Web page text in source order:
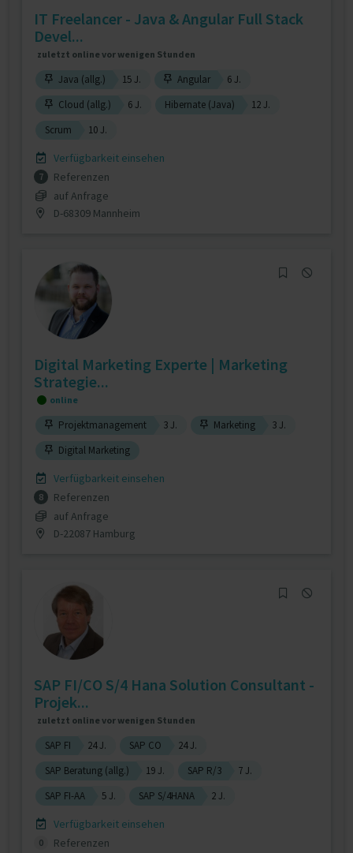
IT Freelancer - Java & Angular Full Stack
Devel...
zuletzt online vor wenigen Stunden
Java (allg.) 15 J. Angular
6 J.
Cloud (allg.)
6 J. Hibernate (Java)
12 J.
Scrum
10 J.
Verfügbarkeit einsehen
7
Referenzen
auf Anfrage
D-68309 Mannheim
Digital Marketing Experte | Marketing
Strategie...
online
Projektmanagement 3 J. Marketing
3 J.
Digital Marketing
Verfügbarkeit einsehen
8
Referenzen
auf Anfrage
D-22087 Hamburg
SAP FI/CO S/4 Hana Solution Consultant -
Projek...
zuletzt online vor wenigen Stunden
SAP FI 24 J. SAP CO
24 J.
SAP Beratung (allg.)
19 J. SAP R/3
7 J.
SAP FI-AA
5 J. SAP S/4HANA 2 J.
Verfügbarkeit einsehen
0
Referenzen